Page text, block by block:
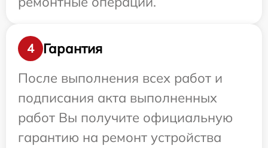
4
Гарантия
После выполнения всех работ и
подписания акта выполненных
работ Вы получите официальную
гарантию на ремонт устройства